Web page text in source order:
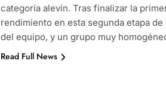
categoría alevín. Tras finalizar la
rendimiento en esta segunda etapa
del equipo, y un grupo muy
Read Full News